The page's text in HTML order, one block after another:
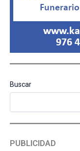
Buscar
PUBLICIDAD